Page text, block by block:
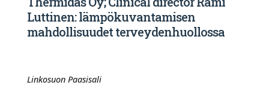
Luttinen: lämpökuvantamisen
mahdollisuudet terveydenhuollossa
Linkosuon Paasisali